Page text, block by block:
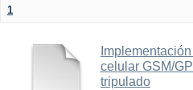
1
celular GSM/
tripulado